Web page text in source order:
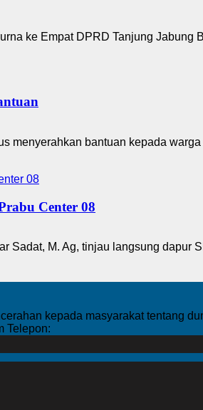
ke Empat DPRD Tanjung Jabung
menyerahkan bantuan kepada
Center 08
M. Ag, tinjau langsung dapur
kepada masyarakat tentang
Telepon: